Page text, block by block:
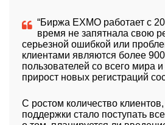
“Биржа EXMO работает с
время не запятнала свою
серьезной ошибкой или
клиентами являются более
пользователей со всего мира
прирост новых регистраций
С ростом количество
поддержки стало поступать